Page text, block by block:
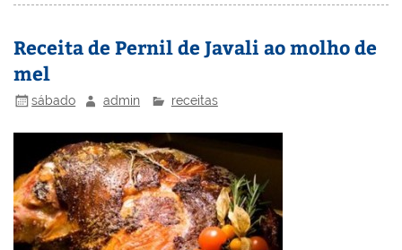
Receita de Pernil de Javali ao molho de
mel
sábado admin receitas